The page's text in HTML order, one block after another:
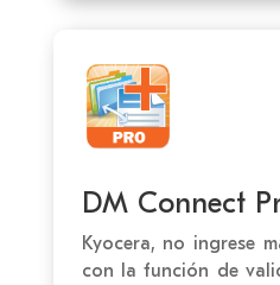
DM Connect
Kyocera, no ingrese
con la función de